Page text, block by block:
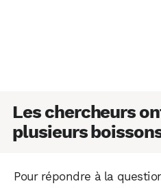
Les chercheurs
plusieurs
Pour répondre à la